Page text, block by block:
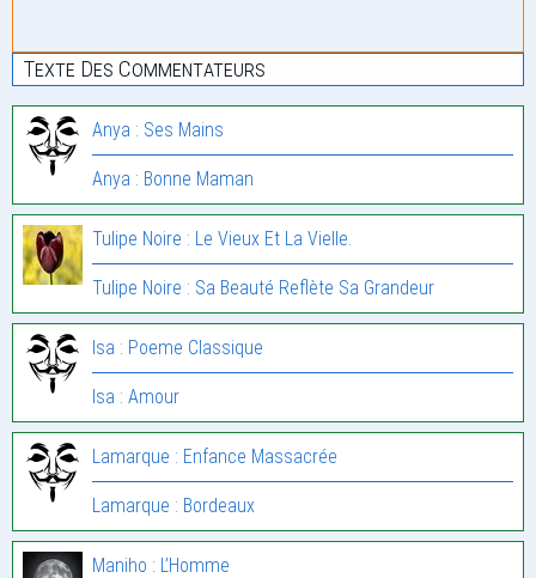
Texte Des Commentateurs
Anya : Ses Mains
Anya : Bonne Maman
Tulipe Noire : Le Vieux Et La Vielle.
Tulipe Noire : Sa Beauté Reflète Sa Grandeur
Isa : Poeme Classique
Isa : Amour
Lamarque : Enfance Massacrée
Lamarque : Bordeaux
Maniho : L’Homme